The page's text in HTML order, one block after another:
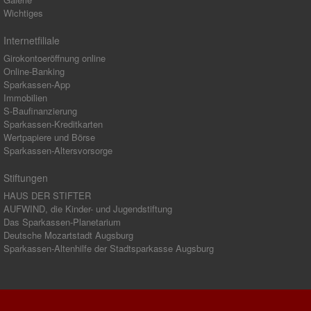
Wichtiges
Internetfiliale
Girokontoeröffnung online
Online-Banking
Sparkassen-App
Immobilien
S-Baufinanzierung
Sparkassen-Kreditkarten
Wertpapiere und Börse
Sparkassen-Altersvorsorge
Stiftungen
HAUS DER STIFTER
AUFWIND, die Kinder- und Jugendstiftung
Das Sparkassen-Planetarium
Deutsche Mozartstadt Augsburg
Sparkassen-Altenhilfe der Stadtsparkasse Augsburg